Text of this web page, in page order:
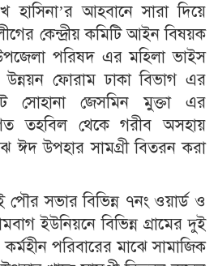
হাসিনা’র আহবানে সারা দিয়ে
কেন্দ্রীয় কমিটি আইন বিষয়ক
পরিষদ এর মহিলা ভাইস
উন্নয়ন ফোরাম ঢাকা বিভাগ এর
সোহানা জেসমিন মুক্তা এর
তহবিল থেকে গরীব অসহায়
ঈদ উপহার সামগ্রী বিতরন করা
পৌর সভার বিভিন্ন ৭নং ওয়ার্ড ও
ইউনিয়নে বিভিন্ন গ্রামের দুই
পরিবারের মাঝে সামাজিক